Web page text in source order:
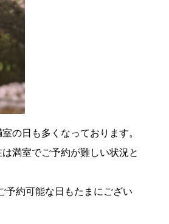
の日も多くなっております。
満室でご予約が難しい状況と
予約可能な日もたまにござい